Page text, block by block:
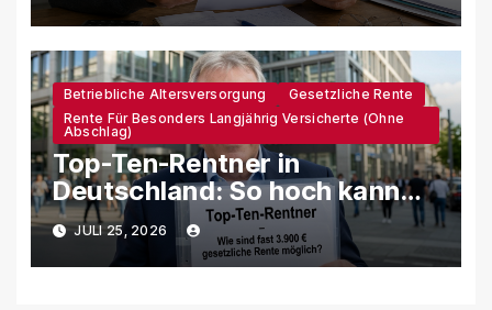
Betriebliche Altersversorgung
Gesetzliche Rente
Rente Für Besonders Langjährig Versicherte (ohne
Abschlag)
Top-Ten-Rentner in
Deutschland: So hoch kann
eine gesetzliche Rente
tatsächlich sein!
JULI 25, 2026